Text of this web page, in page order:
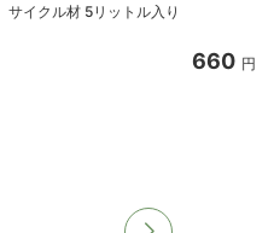
サイクル材 5リットル入り
660 円